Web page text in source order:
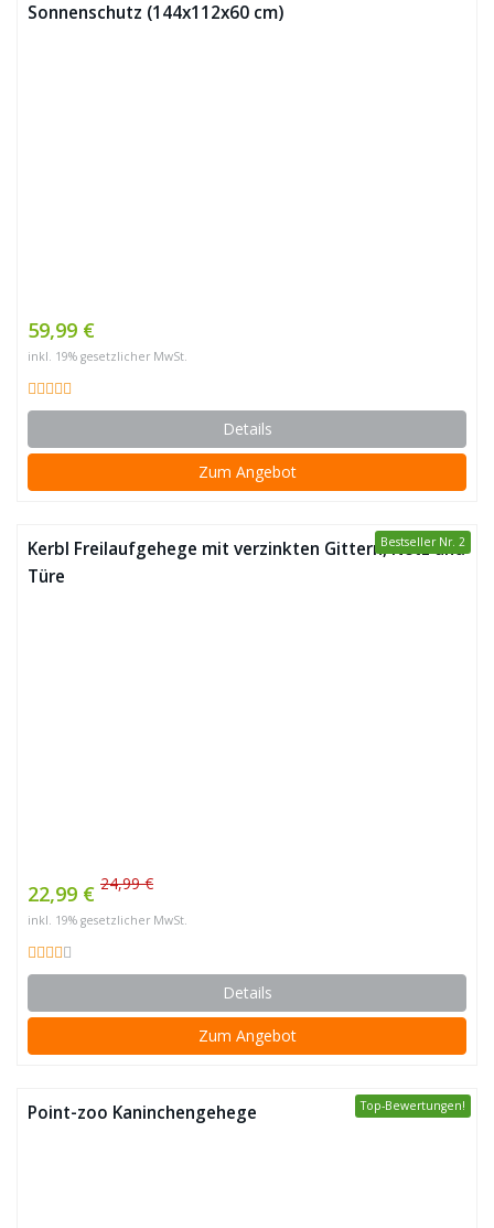
Sonnenschutz (144x112x60 cm)
59,99 €
inkl. 19% gesetzlicher MwSt.
Details
Zum Angebot
Bestseller Nr. 2
Kerbl Freilaufgehege mit verzinkten Gittern, Netz und
Türe
22,99 € 24,99 €
inkl. 19% gesetzlicher MwSt.
Details
Zum Angebot
Top-Bewertungen!
Point-zoo Kaninchengehege